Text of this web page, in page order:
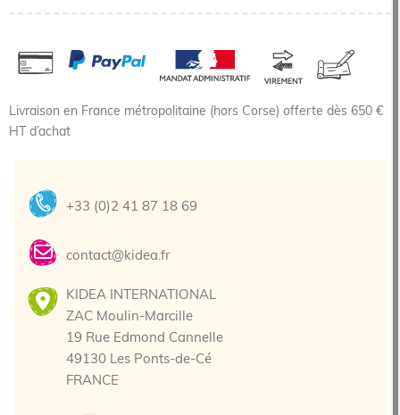
Livraison en France métropolitaine (hors Corse) offerte dès 650 €
HT d’achat
+33 (0)2 41 87 18 69
contact@kidea.fr
KIDEA INTERNATIONAL
ZAC Moulin-Marcille
19 Rue Edmond Cannelle
49130 Les Ponts-de-Cé
FRANCE